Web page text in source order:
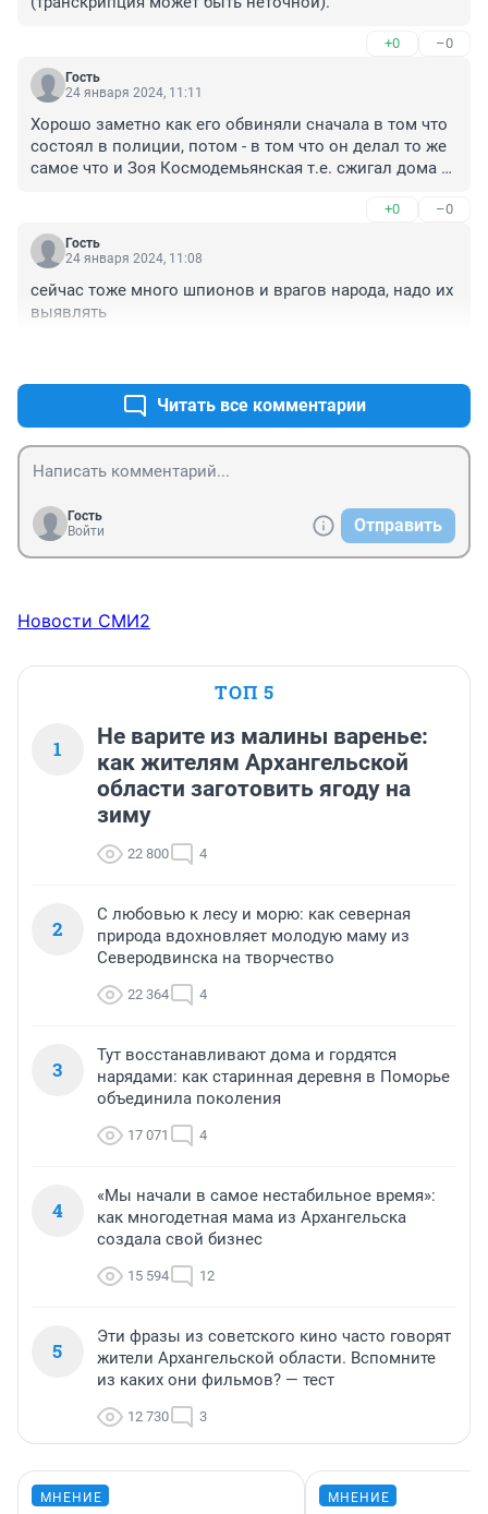
+0 –0
Гость
24 января 2024, 11:11
Хорошо заметно как его обвиняли сначала в том что
состоял в полиции, потом - в том что он делал то же
самое что и Зоя Космодемьянская т.е. сжигал дома
Короче говоря, зная как наши доблестные чекисты
"шпионаже" - легко догадаться что и этот - тоже один
из попавших под этот страшный каток террора и
+0 –0
Гость
24 января 2024, 11:08
сейчас тоже много шпионов и врагов народа, надо их
выявлять
Читать все комментарии
Гость
Войти
Отправить
Новости СМИ2
ТОП 5
1
Не варите из малины варенье:
как жителям Архангельской
области заготовить ягоду на
зиму
22 800 4
2
С любовью к лесу и морю: как северная
природа вдохновляет молодую маму из
Северодвинска на творчество
22 364 4
3
Тут восстанавливают дома и гордятся
нарядами: как старинная деревня в Поморье
объединила поколения
17 071 4
4
«Мы начали в самое нестабильное время»:
как многодетная мама из Архангельска
создала свой бизнес
15 594 12
5
Эти фразы из советского кино часто говорят
жители Архангельской области. Вспомните
из каких они фильмов? — тест
12 730 3
МНЕНИЕ МНЕНИЕ